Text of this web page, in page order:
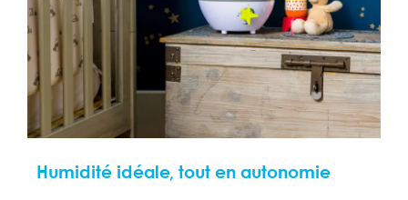
Humidité idéale, tout en autonomie